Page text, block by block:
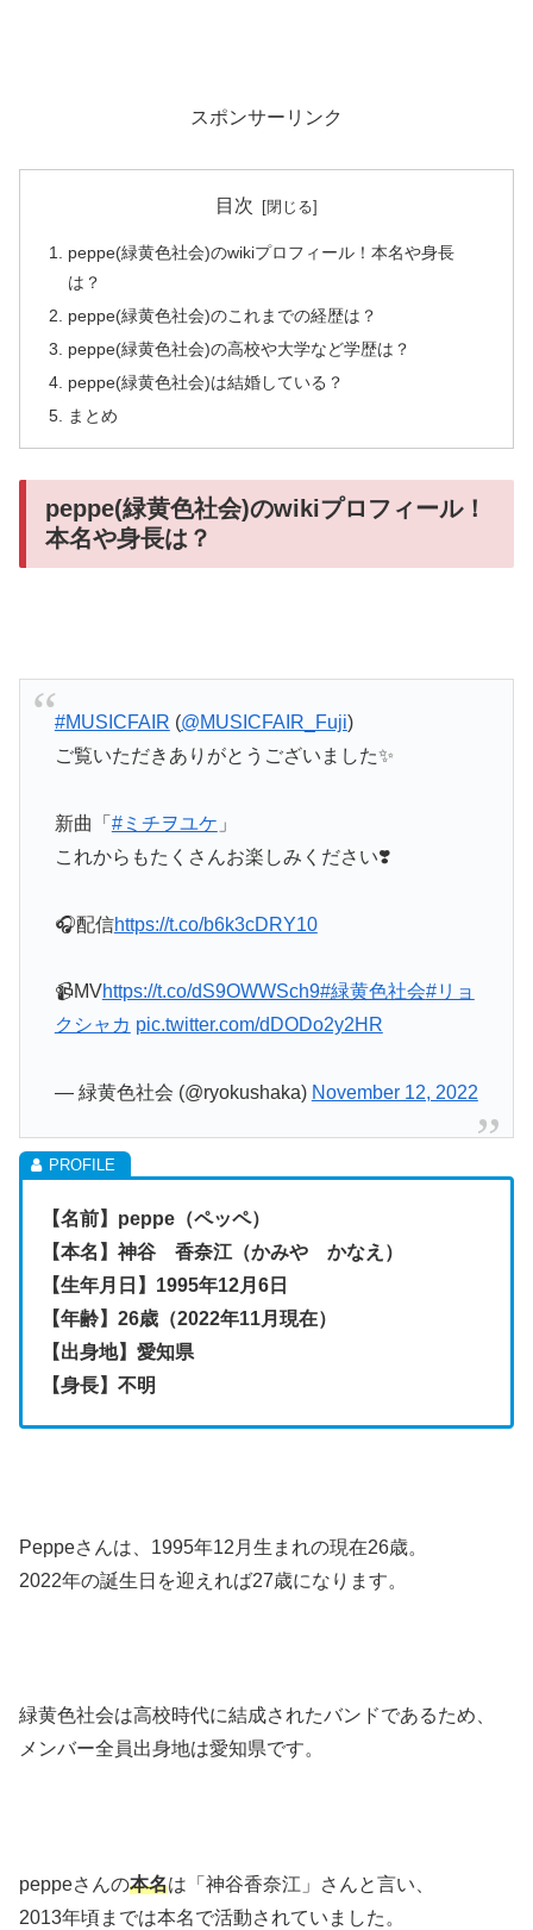
スポンサーリンク
目次
peppe(緑黄色社会)のwikiプロフィール！本名や身長
は？
peppe(緑黄色社会)のこれまでの経歴は？
peppe(緑黄色社会)の高校や大学など学歴は？
peppe(緑黄色社会)は結婚している？
まとめ
peppe(緑黄色社会)のwikiプロフィール！
本名や身長は？
#MUSICFAIR (@MUSICFAIR_Fuji)
ご覧いただきありがとうございました✨
新曲「 #ミチヲユケ 」
これからもたくさんお楽しみください❣️
🎧配信https://t.co/b6k3cDRY10
📹MVhttps://t.co/dS9OWWSch9#緑黄色社会#リョ
クシャカ pic.twitter.com/dDODo2y2HR
— 緑黄色社会 (@ryokushaka) November 12, 2022
【名前】peppe（ペッペ）
【本名】神谷 香奈江（かみや かなえ）
【生年月日】1995年12月6日
【年齢】26歳（2022年11月現在）
【出身地】愛知県
【身長】不明
Peppeさんは、1995年12月生まれの現在26歳。
2022年の誕生日を迎えれば27歳になります。
緑黄色社会は高校時代に結成されたバンドであるため、
メンバー全員出身地は愛知県です。
peppeさんの本名は「神谷香奈江」さんと言い、
2013年頃までは本名で活動されていました。